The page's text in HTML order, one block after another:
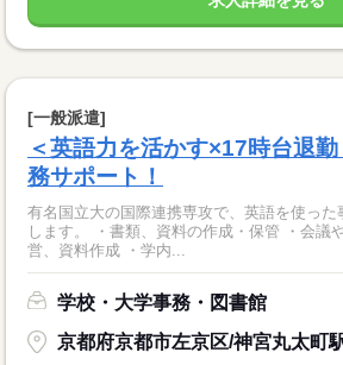
[一般派遣]
＜英語力を活かす×17時台退
務サポート！
有名国立大の国際連携専攻で、英語を使った
します。 ・書類、資料の作成・保管 ・会議
営、資料作成 ・学内...
学校・大学事務・図書館
京都府京都市左京区/神宮丸太町